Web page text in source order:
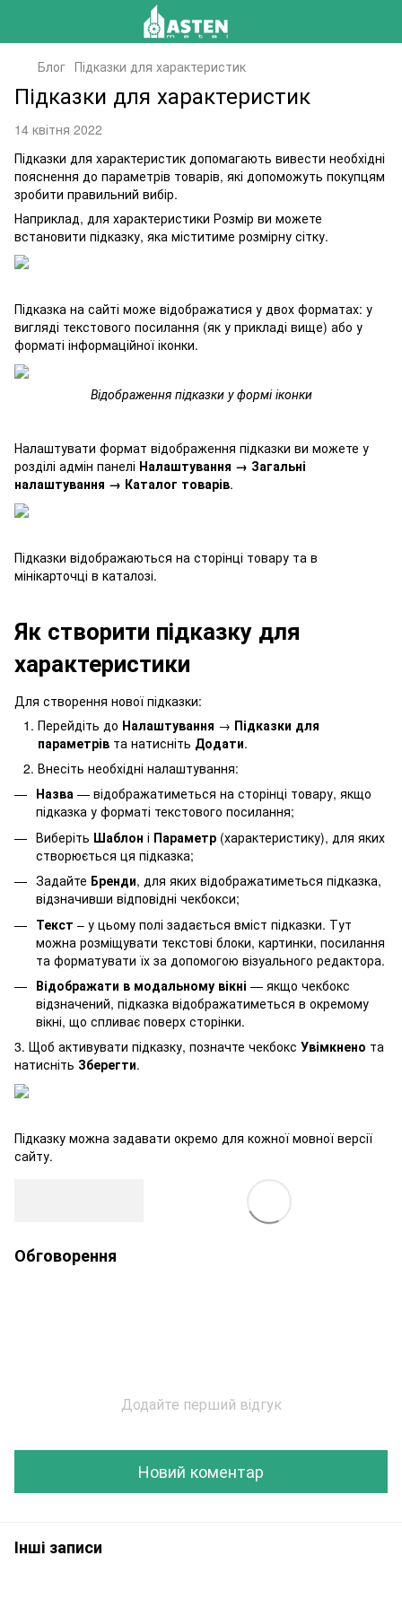
Блог Підказки для характеристик
Підказки для характеристик
14 квітня 2022
Підказки для характеристик допомагають вивести необхідні
пояснення до параметрів товарів, які допоможуть покупцям
зробити правильний вибір.
Наприклад, для характеристики Розмір ви можете
встановити підказку, яка міститиме розмірну сітку.
Підказка на сайті може відображатися у двох форматах: у
вигляді текстового посилання (як у прикладі вище) або у
форматі інформаційної іконки.
Відображення підказки у формі іконки
Налаштувати формат відображення підказки ви можете у
розділі адмін панелі Налаштування → Загальні
налаштування → Каталог товарів.
Підказки відображаються на сторінці товару та в
мінікарточці в каталозі.
Як створити підказку для
характеристики
Для створення нової підказки:
Перейдіть до Налаштування → Підказки для
параметрів та натисніть Додати.
Внесіть необхідні налаштування:
Назва — відображатиметься на сторінці товару, якщо
підказка у форматі текстового посилання;
Виберіть Шаблон і Параметр (характеристику), для яких
створюється ця підказка;
Задайте Бренди, для яких відображатиметься підказка,
відзначивши відповідні чекбокси;
Текст – у цьому полі задається вміст підказки. Тут
можна розміщувати текстові блоки, картинки, посилання
та форматувати їх за допомогою візуального редактора.
Відображати в модальному вікні — якщо чекбокс
відзначений, підказка відображатиметься в окремому
вікні, що спливає поверх сторінки.
3. Щоб активувати підказку, позначте чекбокс Увімкнено та
натисніть Зберегти.
Підказку можна задавати окремо для кожної мовної версії
сайту.
Обговорення
Додайте перший відгук
Новий коментар
Інші записи